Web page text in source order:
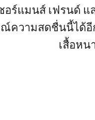
ร์แมนส์ เฟรนด์
ความสดชื่นนี้ได้อี
เสื้อหน